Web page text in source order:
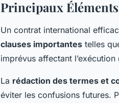
Principaux
Un contrat international
clauses importantes telles
imprévus affectant
La rédaction des termes et
éviter les confusions futures.